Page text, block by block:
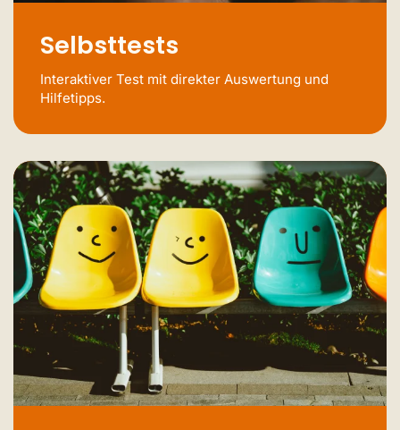
Selbsttests
Interaktiver Test mit direkter Auswertung und
Hilfetipps.